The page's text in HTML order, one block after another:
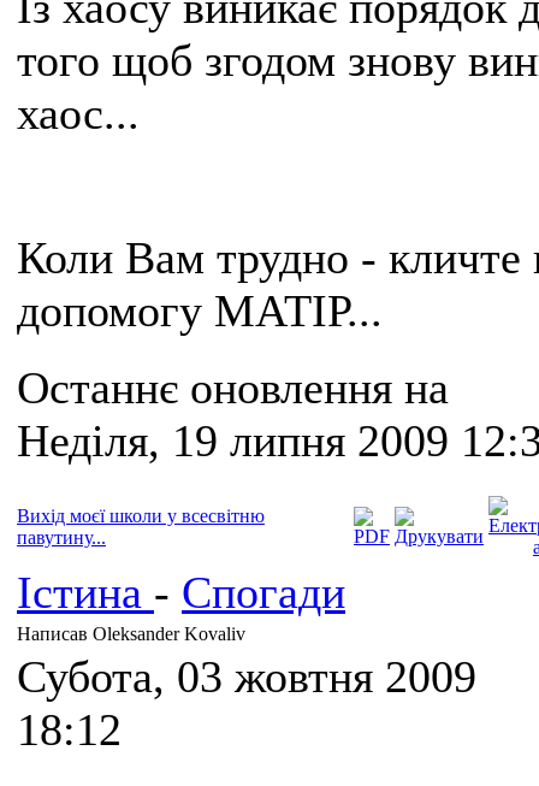
того щоб згодом знову
хаос...
Коли Вам трудно - кличте
допомогу МАТІР...
Останнє оновлення на
Неділя, 19 липня 2009
Вихід моєї школи у всесвітню
павутину...
Істина - Спогади
Написав Oleksander Kovaliv
Субота, 03 жовтня 2009
18:12